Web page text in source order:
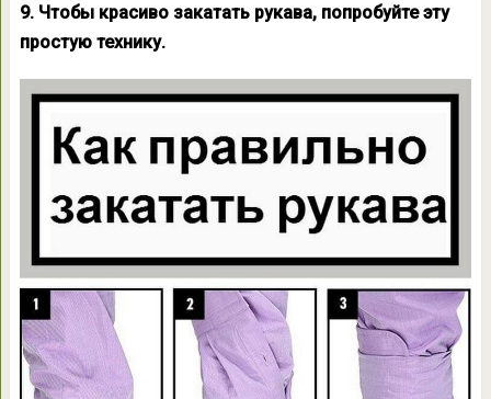
9. Чтобы красиво закатать рукава, попробуйте эту
простую технику.